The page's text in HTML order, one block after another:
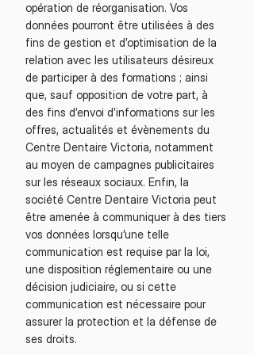
opération de réorganisation. Vos
données pourront être utilisées à des
fins de gestion et d’optimisation de la
relation avec les utilisateurs désireux
de participer à des formations ; ainsi
que, sauf opposition de votre part, à
des fins d’envoi d’informations sur les
offres, actualités et évènements du
Centre Dentaire Victoria, notamment
au moyen de campagnes publicitaires
sur les réseaux sociaux. Enfin, la
société Centre Dentaire Victoria peut
être amenée à communiquer à des tiers
vos données lorsqu’une telle
communication est requise par la loi,
une disposition réglementaire ou une
décision judiciaire, ou si cette
communication est nécessaire pour
assurer la protection et la défense de
ses droits.